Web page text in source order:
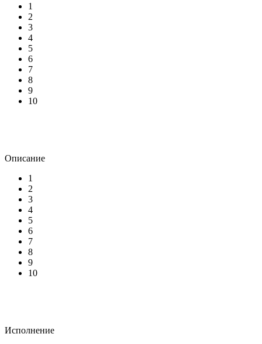
1
2
3
4
5
6
7
8
9
10
Описание
1
2
3
4
5
6
7
8
9
10
Исполнение